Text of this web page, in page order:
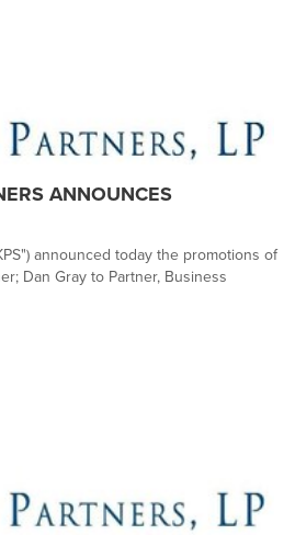
ANNOUNCES
announced today the promotions of
Dan Gray to Partner, Business